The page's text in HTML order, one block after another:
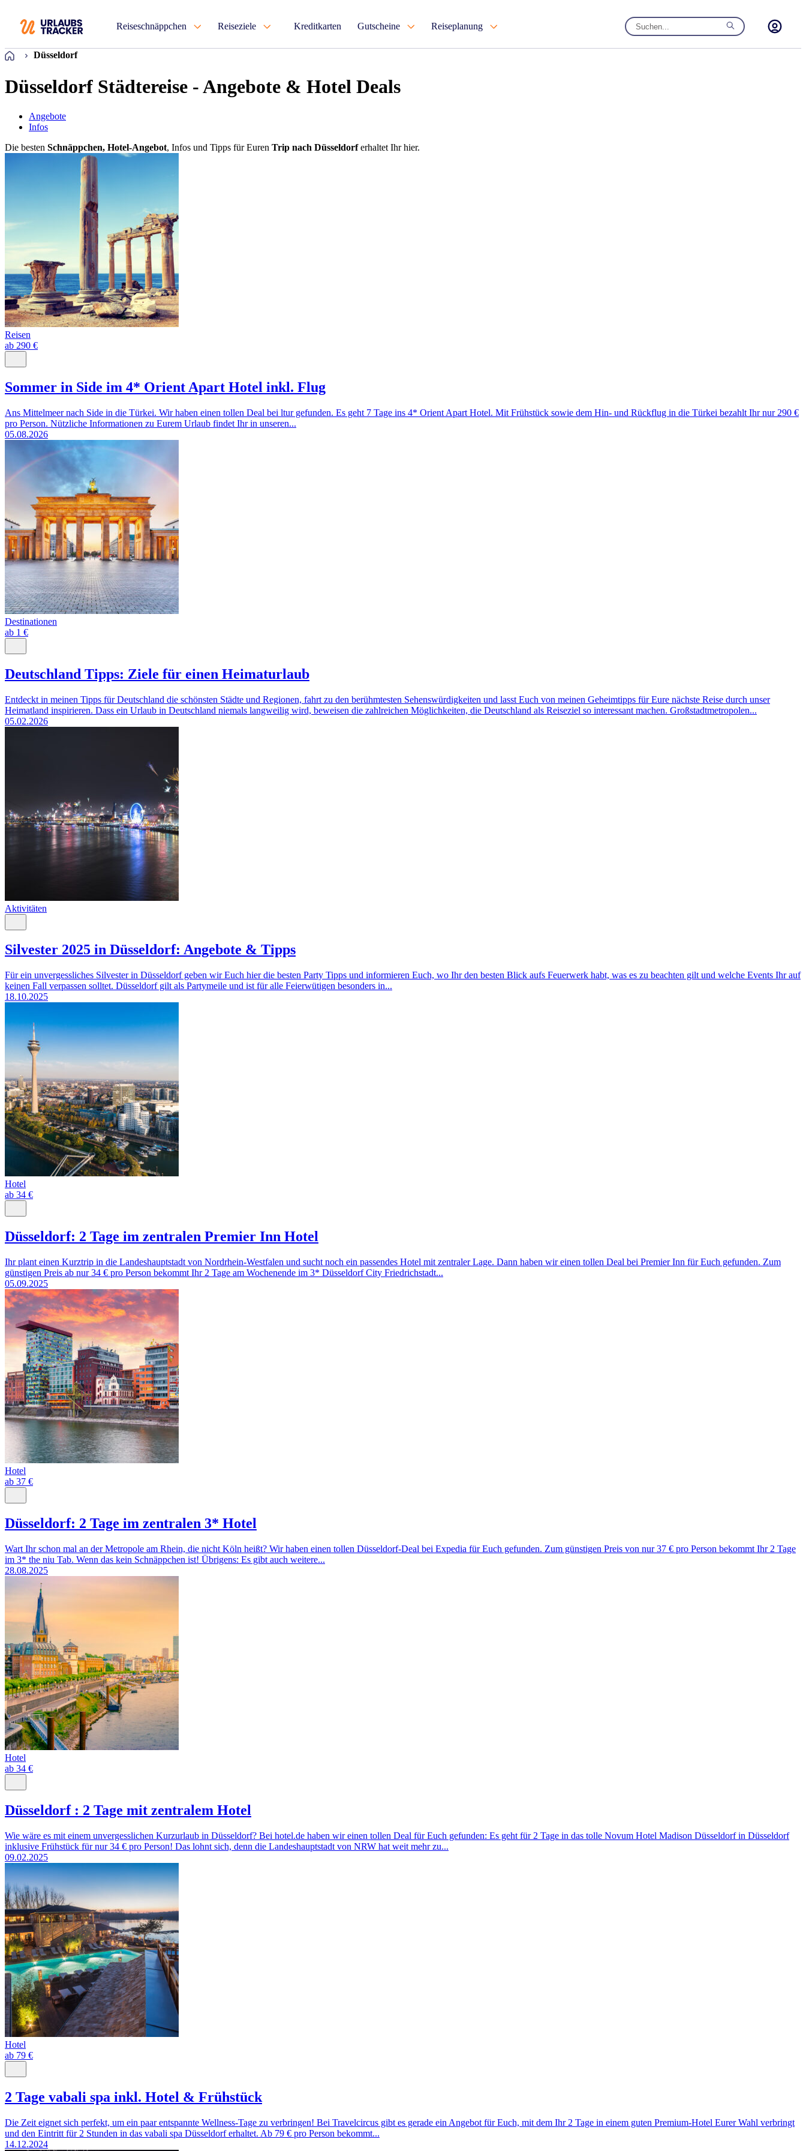
Reiseschnäppchen Reiseziele Kreditkarten Gutscheine Reiseplanung
Startseite
Düsseldorf
Düsseldorf Städtereise - Angebote & Hotel Deals
Angebote
Infos
Die besten Schnäppchen, Hotel-Angebot, Infos und Tipps für Euren Trip nach Düsseldorferhaltet Ihr hier.
Reisen
ab 290 €
Sommer in Side im 4* Orient Apart Hotel inkl. Flug
Ans Mittelmeer nach Side in die Türkei. Wir haben einen tollen Deal bei ltur gefunden. Es geht 7 Tage ins 4* Orient Apart Hotel. Mit Frühstück sowie dem Hin- und Rückflug in die Türkei bezahlt Ihr nur 290 €
pro Person. Nützliche Informationen zu Eurem Urlaub findet Ihr in unseren...
05.08.2026
Destinationen
ab 1 €
Deutschland Tipps: Ziele für einen Heimaturlaub
Entdeckt in meinen Tipps für Deutschland die schönsten Städte und Regionen, fahrt zu den berühmtesten Sehenswürdigkeiten und lasst Euch von meinen Geheimtipps für Eure nächste Reise durch unser
Heimatland inspirieren. Dass ein Urlaub in Deutschland niemals langweilig wird, beweisen die zahlreichen Möglichkeiten, die Deutschland als Reiseziel so interessant machen. Großstadtmetropolen...
05.02.2026
Aktivitäten
Silvester 2025 in Düsseldorf: Angebote & Tipps
Für ein unvergessliches Silvester in Düsseldorf geben wir Euch hier die besten Party Tipps und informieren Euch, wo Ihr den besten Blick aufs Feuerwerk habt, was es zu beachten gilt und welche Events Ihr auf
keinen Fall verpassen solltet. Düsseldorf gilt als Partymeile und ist für alle Feierwütigen besonders in...
18.10.2025
Hotel
ab 34 €
Düsseldorf: 2 Tage im zentralen Premier Inn Hotel
Ihr plant einen Kurztrip in die Landeshauptstadt von Nordrhein-Westfalen und sucht noch ein passendes Hotel mit zentraler Lage. Dann haben wir einen tollen Deal bei Premier Inn für Euch gefunden. Zum
günstigen Preis ab nur 34 € pro Person bekommt Ihr 2 Tage am Wochenende im 3* Düsseldorf City Friedrichstadt...
05.09.2025
Hotel
ab 37 €
Düsseldorf: 2 Tage im zentralen 3* Hotel
Wart Ihr schon mal an der Metropole am Rhein, die nicht Köln heißt? Wir haben einen tollen Düsseldorf-Deal bei Expedia für Euch gefunden. Zum günstigen Preis von nur 37 € pro Person bekommt Ihr 2 Tage
im 3* the niu Tab. Wenn das kein Schnäppchen ist! Übrigens: Es gibt auch weitere...
28.08.2025
Hotel
ab 34 €
Düsseldorf : 2 Tage mit zentralem Hotel
Wie wäre es mit einem unvergesslichen Kurzurlaub in Düsseldorf? Bei hotel.de haben wir einen tollen Deal für Euch gefunden: Es geht für 2 Tage in das tolle Novum Hotel Madison Düsseldorf in Düsseldorf
inklusive Frühstück für nur 34 € pro Person! Das lohnt sich, denn die Landeshauptstadt von NRW hat weit mehr zu...
09.02.2025
Hotel
ab 79 €
2 Tage vabali spa inkl. Hotel & Frühstück
Die Zeit eignet sich perfekt, um ein paar entspannte Wellness-Tage zu verbringen! Bei Travelcircus gibt es gerade ein Angebot für Euch, mit dem Ihr 2 Tage in einem guten Premium-Hotel Eurer Wahl verbringt
und den Eintritt für 2 Stunden in das vabali spa Düsseldorf erhaltet. Ab 79 € pro Person bekommt...
14.12.2024